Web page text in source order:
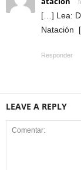
[…] Lea:
Natación
Responder
LEAVE A REPLY